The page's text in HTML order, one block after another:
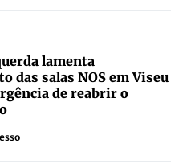
lamenta
das salas NOS em Viseu
de reabrir o